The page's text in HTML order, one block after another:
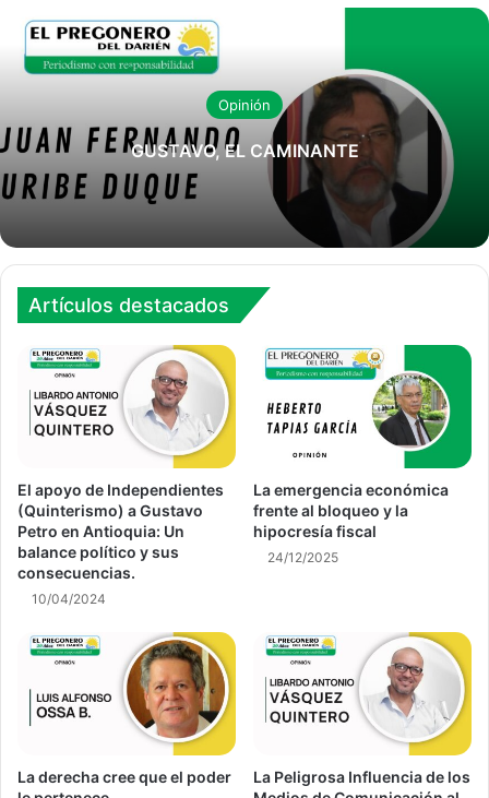
Opinión
GUSTAVO, EL CAMINANTE
Artículos destacados
El apoyo de Independientes
(Quinterismo) a Gustavo
Petro en Antioquia: Un
balance político y sus
consecuencias.
10/04/2024
La emergencia económica
frente al bloqueo y la
hipocresía fiscal
24/12/2025
La derecha cree que el poder
La Peligrosa Influencia de los